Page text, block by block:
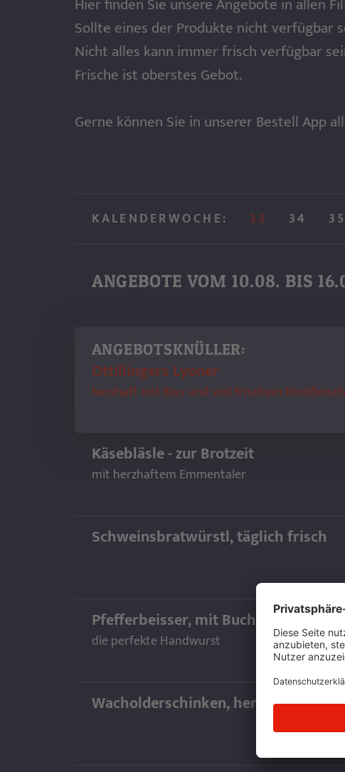
Sollte eines der Produkte nicht verfügbar
Nicht alles kann immer frisch verfügbar
Frische ist oberstes Gebot.
Gerne können Sie in unserer Bestell App
KALENDERWOCHE: 33 34 35
ANGEBOTE VOM 10.08. BIS
ANGEBOTSKNÜLLER:
Ottillingers Lyoner
herzhaft mit Biss und viel frischem Rindfleisch
Käsebläsle - zur Brotzeit
mit herzhaftem Emmentaler
Schweinsbratwürstl, täglich frisch
Pfefferbeisser, mit Buchenholz
die perfekte Handwurst
Wacholderschinken, herzhaft -